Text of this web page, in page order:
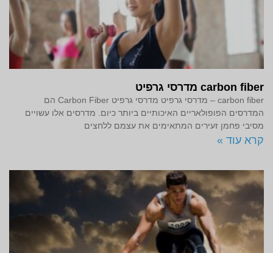
carbon fiber מדרסי גרפיט
carbon fiber – מדרסי גרפיט מדרסי גרפיט Carbon Fiber הם
המדרסים הפופולאריים האיכותיים ביותר כיום. מדרסים אלו עשויים
מסיבי פחמן זעירים המתאימים את עצמם ללחצים
קרא עוד »